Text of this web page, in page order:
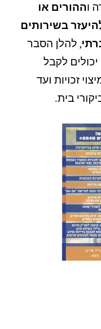
וההורים או
בשירותים
, להלן הסבר
לקבל
זכויות ועד
בית.